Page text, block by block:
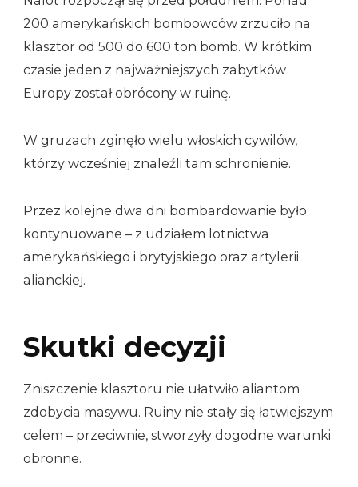
200 amerykańskich bombowców zrzuciło na
klasztor od 500 do 600 ton bomb. W krótkim
czasie jeden z najważniejszych zabytków
Europy został obrócony w ruinę.
W gruzach zginęło wielu włoskich cywilów,
którzy wcześniej znaleźli tam schronienie.
Przez kolejne dwa dni bombardowanie było
kontynuowane – z udziałem lotnictwa
amerykańskiego i brytyjskiego oraz artylerii
alianckiej.
Skutki decyzji
Zniszczenie klasztoru nie ułatwiło aliantom
zdobycia masywu. Ruiny nie stały się łatwiejszym
celem – przeciwnie, stworzyły dogodne warunki
obronne.